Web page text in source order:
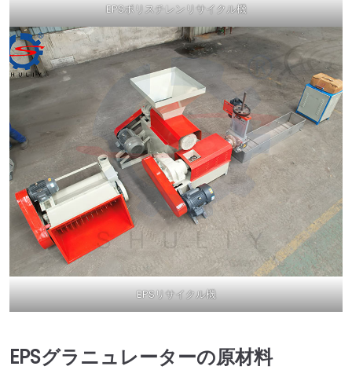
EPSポリスチレンリサイクル機
EPSリサイクル機
EPSグラニュレーターの原材料